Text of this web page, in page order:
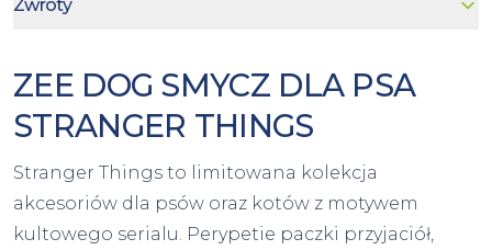
Zwroty
ZEE DOG SMYCZ DLA PSA
STRANGER THINGS
Stranger Things to limitowana kolekcja
akcesoriów dla psów oraz kotów z motywem
kultowego serialu. Perypetie paczki przyjaciół,